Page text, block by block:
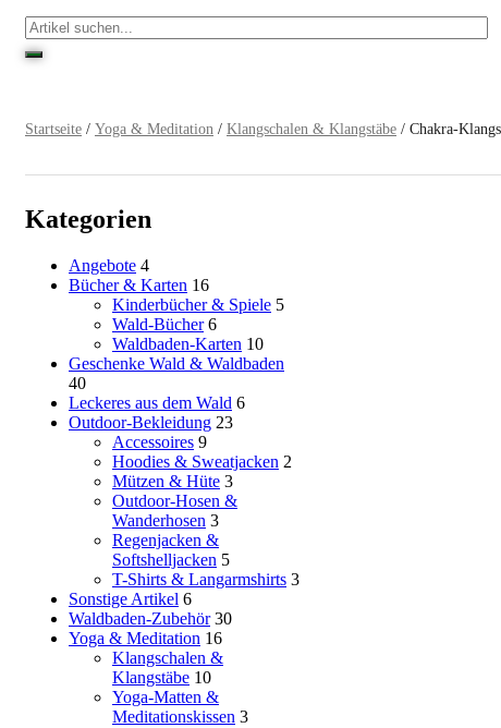
Startseite / Yoga & Meditation / Klangschalen & Klangstäbe / Chakra-
Kategorien
Angebote 4
Bücher & Karten 16
Kinderbücher & Spiele 5
Wald-Bücher 6
Waldbaden-Karten 10
Geschenke Wald & Waldbaden
40
Leckeres aus dem Wald 6
Outdoor-Bekleidung 23
Accessoires 9
Hoodies & Sweatjacken 2
Mützen & Hüte 3
Outdoor-Hosen &
Wanderhosen 3
Regenjacken &
Softshelljacken 5
T-Shirts & Langarmshirts 3
Sonstige Artikel 6
Waldbaden-Zubehör 30
Yoga & Meditation 16
Klangschalen &
Klangstäbe 10
Yoga-Matten &
Meditationskissen 3